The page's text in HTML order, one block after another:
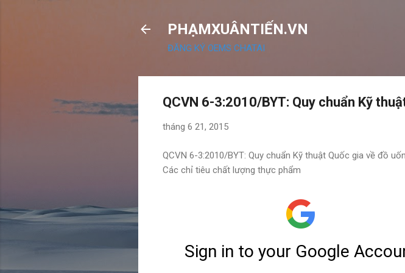
PHẠMXUÂNTIẾN.VN
ĐĂNG KÝ OEMS CHATAI
QCVN 6-3:2010/BYT: Quy chuẩn Kỹ
tháng 6 21, 2015
QCVN 6-3:2010/BYT: Quy chuẩn Kỹ thuật Quốc gia về đồ
Các chỉ tiêu chất lượng thực phẩm